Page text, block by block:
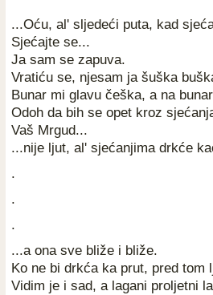
...Oću, al' sljedeći puta, kad
Sjećajte se...
Ja sam se zapuva.
Vratiću se, njesam ja šuška
Bunar mi glavu češka, a na
Odoh da bih se opet kroz
Vaš Mrgud...
...nije ljut, al' sjećanjima drkće
.
.
.
...a ona sve bliže i bliže.
Ko ne bi drkća ka prut, pred tom
Vidim je i sad, a lagani proljetni